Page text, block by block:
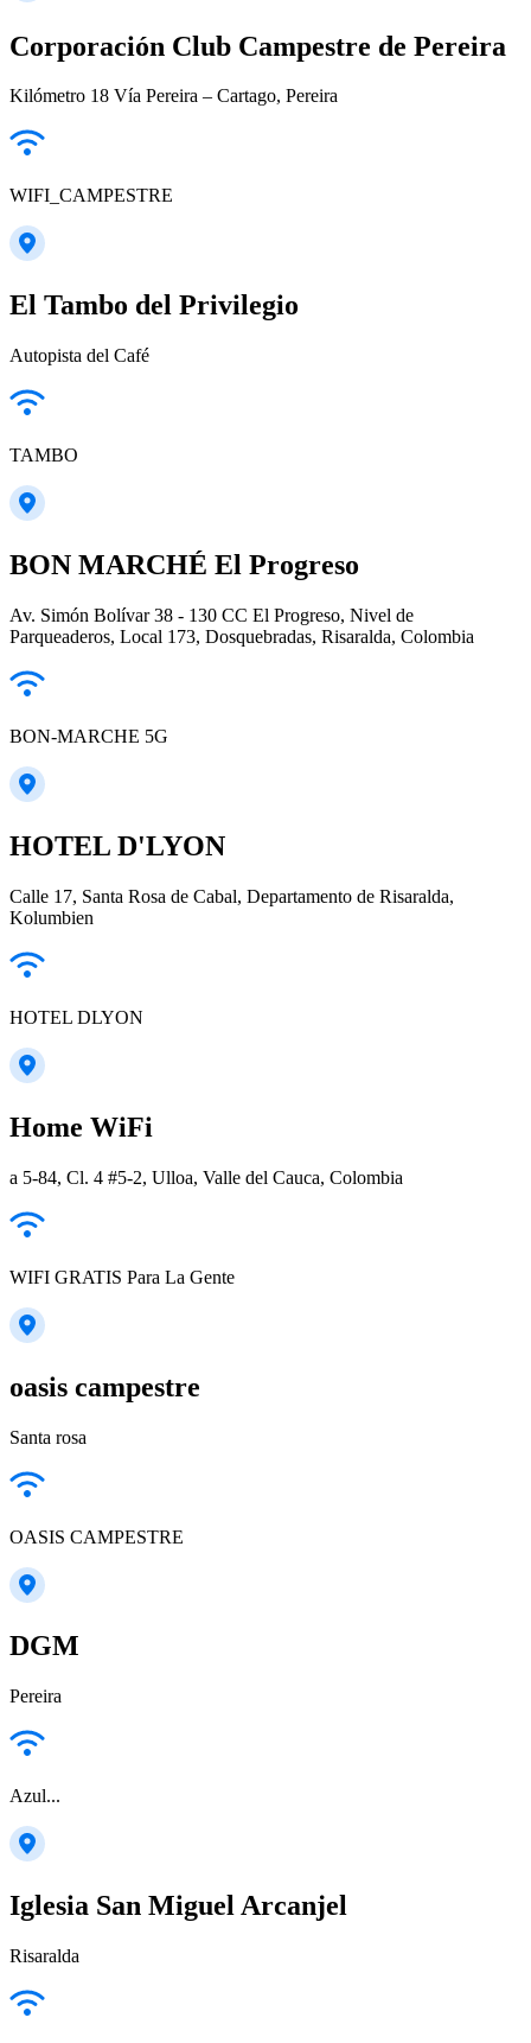
Corporación Club Campestre de Pereira
Kilómetro 18 Vía Pereira – Cartago, Pereira
WIFI_CAMPESTRE
El Tambo del Privilegio
Autopista del Café
TAMBO
BON MARCHÉ El Progreso
Av. Simón Bolívar 38 - 130 CC El Progreso, Nivel de
Parqueaderos, Local 173, Dosquebradas, Risaralda, Colombia
BON-MARCHE 5G
HOTEL D'LYON
Calle 17, Santa Rosa de Cabal, Departamento de Risaralda,
Kolumbien
HOTEL DLYON
Home WiFi
a 5-84, Cl. 4 #5-2, Ulloa, Valle del Cauca, Colombia
WIFI GRATIS Para La Gente
oasis campestre
Santa rosa
OASIS CAMPESTRE
DGM
Pereira
Azul...
Iglesia San Miguel Arcanjel
Risaralda